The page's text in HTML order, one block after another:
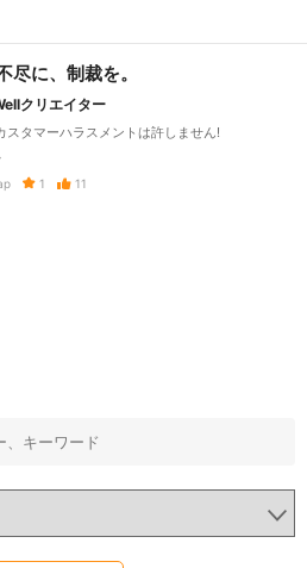
尽に、制裁を。
クリエイター
スタマーハラスメントは許しません!
1 11